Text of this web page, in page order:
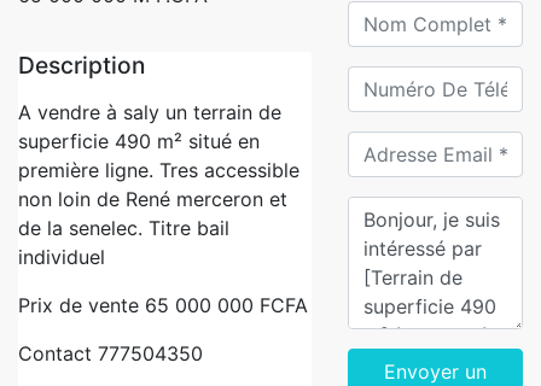
Description
A vendre à saly un terrain de
superficie 490 m² situé en
première ligne. Tres accessible
non loin de René merceron et
de la senelec. Titre bail
individuel
Prix de vente 65 000 000 FCFA
Contact 777504350
Envoyer un